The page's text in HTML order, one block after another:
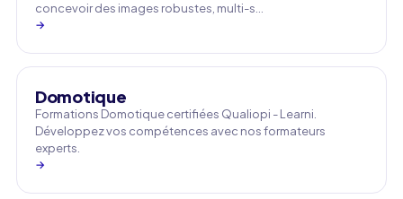
concevoir des images robustes, multi-s…
→
Domotique
Formations Domotique certifiées Qualiopi - Learni.
Développez vos compétences avec nos formateurs
experts.
→